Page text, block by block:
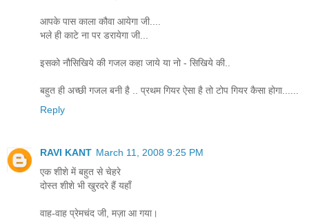
आपके पास काला कौवा आयेगा जी....
भले ही काटे ना पर डरायेगा जी...
इसको नौसिखिये की गजल कहा जाये या नो - सिखिये की..
बहुत ही अच्छी गजल बनी है .. प्रथम गियर ऐसा है तो टोप गियर कैसा होगा......
Reply
RAVI KANT March 11, 2008 9:25 PM
एक शीशे में बहुत से चेहरे
दोस्त शीशे भी खुरदरे हैं यहाँ
वाह-वाह प्रेमचंद जी, मज़ा आ गया।